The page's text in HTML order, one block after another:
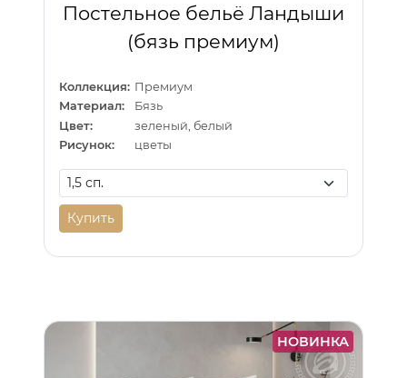
Постельное бельё Ландыши
(бязь премиум)
Коллекция: Премиум
Материал:
Бязь
Цвет:
зеленый, белый
Рисунок:
цветы
Купить
НОВИНКА